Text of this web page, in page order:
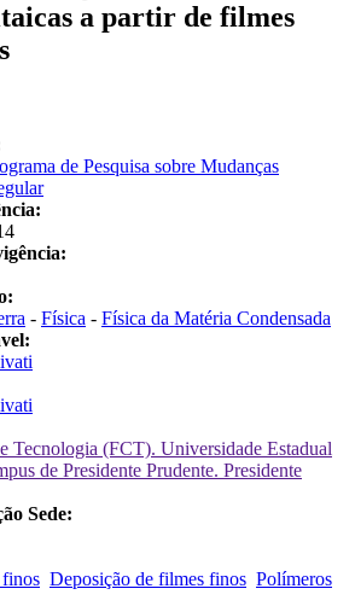
a partir de filmes
de Pesquisa sobre Mudanças
- Física - Física da Matéria Condensada
Tecnologia (FCT). Universidade Estadual
de Presidente Prudente. Presidente
Sede:
Deposição de filmes finos Polímeros